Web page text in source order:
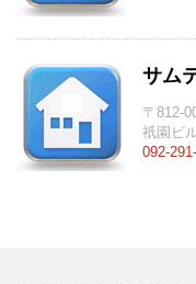
サム
〒812-
祇園ビ
092-